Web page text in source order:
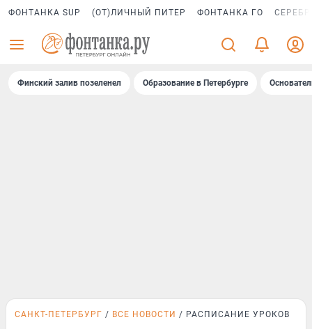
ФОНТАНКА SUP (ОТ)ЛИЧНЫЙ ПИТЕР ФОНТАНКА ГО
Финский залив позеленел Образование в Петербурге
САНКТ-ПЕТЕРБУРГ ВСЕ НОВОСТИ РАСПИСАНИЕ УРОКОВ